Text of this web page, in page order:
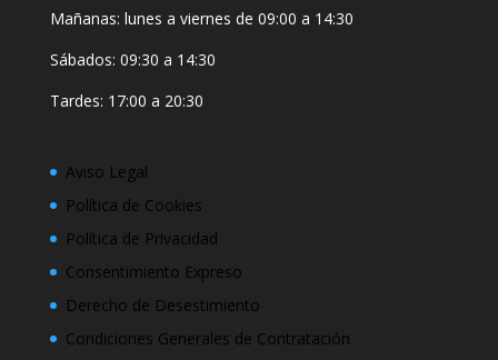
Mañanas: lunes a viernes de 09:00 a 14:30
Sábados: 09:30 a 14:30
Tardes: 17:00 a 20:30
Aviso Legal
Política de Cookies
Política de Privacidad
Consentimiento Expreso
Derecho de Desestimiento
Condiciones Generales de Contratación